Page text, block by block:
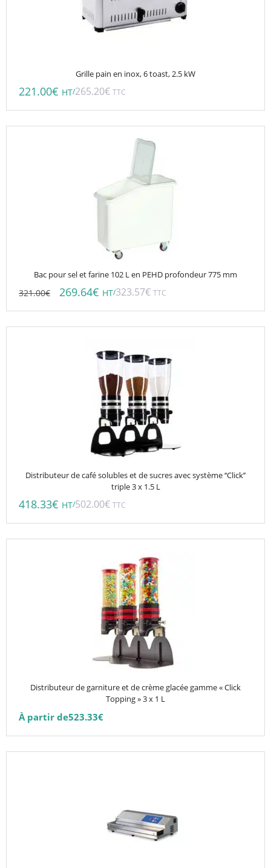
Grille pain en inox, 6 toast, 2.5 kW
221.00€ HT/265.20€ TTC
Bac pour sel et farine 102 L en PEHD profondeur 775 mm
321.00€ 269.64€ HT/323.57€ TTC
Distributeur de café solubles et de sucres avec système ‘‘Click’’
triple 3 x 1.5 L
418.33€ HT/502.00€ TTC
Distributeur de garniture et de crème glacée gamme « Click
Topping » 3 x 1 L
À partir de523.33€
choisies